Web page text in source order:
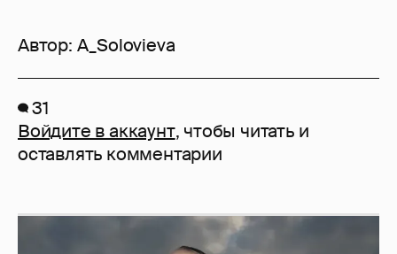
Автор: A_Solovieva
31
Войдите в аккаунт, чтобы читать и
оставлять комментарии